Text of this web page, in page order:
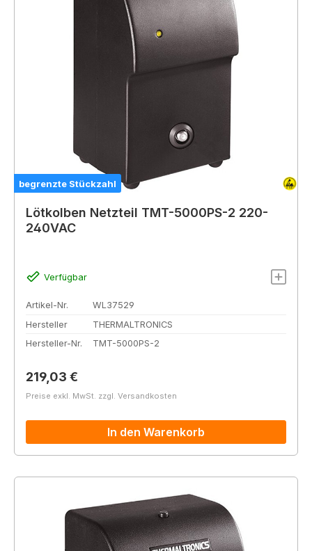
begrenzte Stückzahl
Lötkolben Netzteil TMT-5000PS-2 220-
240VAC
Verfügbar
Artikel-Nr.
WL37529
Hersteller
THERMALTRONICS
Hersteller-Nr.
TMT-5000PS-2
Regulärer Preis:
219,03 €
Preise exkl. MwSt. zzgl. Versandkosten
In den Warenkorb